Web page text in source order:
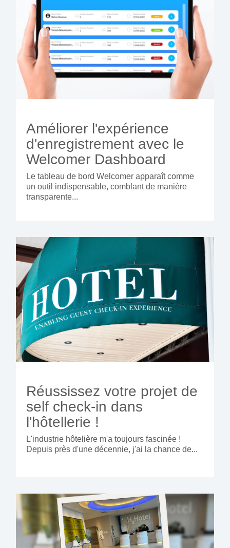
Améliorer l'expérience
d'enregistrement avec le
Welcomer Dashboard
Le tableau de bord Welcomer apparaît comme
un outil indispensable, comblant de manière
transparente...
Réussissez votre projet de
self check-in dans
l'hôtellerie !
L'industrie hôtelière m'a toujours fascinée !
Depuis près d'une décennie, j'ai la chance de...